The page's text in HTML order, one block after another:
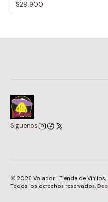
$29.900
Síguenos
2026 Volador | Tienda de Vinilos,
Todos los derechos reservados.